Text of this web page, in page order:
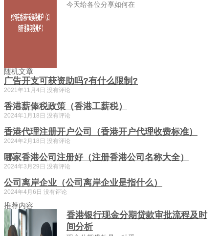
今天给各位分享如何在
随机文章
广告开支可获资助吗?有什么限制?
2021年11月4日 没有评论
香港薪俸税政策（香港工薪税）
2024年1月18日 没有评论
香港代理注册开户公司（香港开户代理收费标准）
2024年2月18日 没有评论
哪家香港公司注册好（注册香港公司名称大全）
2024年3月29日 没有评论
公司离岸企业（公司离岸企业是指什么）
2024年4月6日 没有评论
推荐内容
香港银行现金分期贷款审批流程及时
间分析